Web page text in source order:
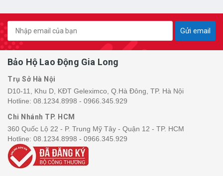
Gửi email
Bảo Hộ Lao Động Gia Long
Trụ Sở Hà Nội
D10-11, Khu D, KĐT Geleximco, Q.Hà Đông, TP. Hà Nội
Hotline: 08.1234.8998 - 0966.345.929
Chi Nhánh TP. HCM
360 Quốc Lộ 22 - P. Trung Mỹ Tây - Quận 12 - TP. HCM
Hotline: 08.1234.8998 - 0966.345.929